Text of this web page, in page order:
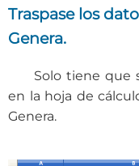
Traspase los
Genera.
Solo tiene que
en la hoja de
Genera.